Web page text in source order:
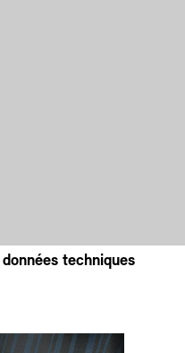
techniques